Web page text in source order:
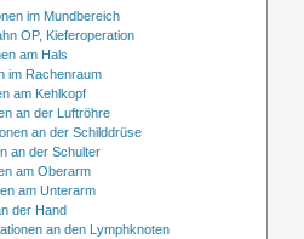
im Mundbereich
OP, Kieferoperation
am Hals
im Rachenraum
am Kehlkopf
an der Luftröhre
an der Schilddrüse
an der Schulter
am Oberarm
am Unterarm
der Hand
an den Lymphknoten